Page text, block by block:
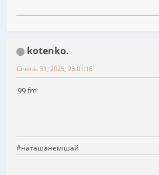
kotenko.
Січень 31, 2025, 23:01:16
99 fm
#наташанемішай